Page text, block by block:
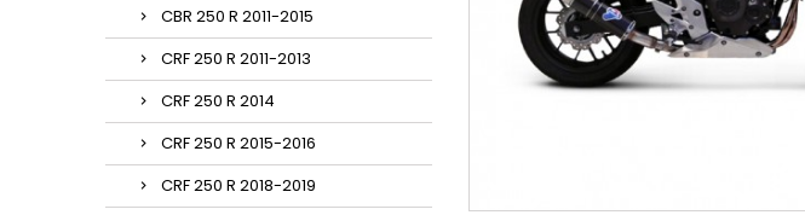
CBR 250 R 2011-2015
CRF 250 R 2011-2013
CRF 250 R 2014
CRF 250 R 2015-2016
CRF 250 R 2018-2019